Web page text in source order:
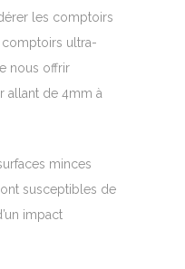
les comptoirs
comptoirs ultra-
nous offrir
allant de 4mm à
minces
susceptibles de
impact